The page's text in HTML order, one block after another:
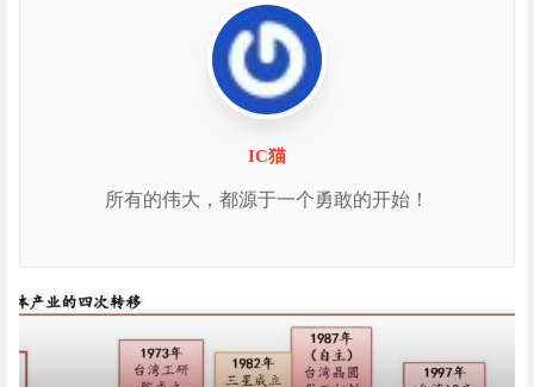
IC猫
所有的伟大，都源于一个勇敢的开始！